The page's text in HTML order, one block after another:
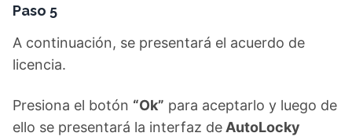
Paso 5
A continuación, se presentará el acuerdo de
licencia.
Presiona el botón “Ok” para aceptarlo y luego de
ello se presentará la interfaz de AutoLocky